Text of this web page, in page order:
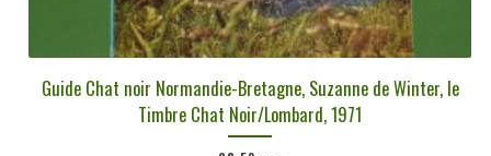
Guide Chat noir Normandie-Bretagne, Suzanne de Winter, le
Timbre Chat Noir/Lombard, 1971